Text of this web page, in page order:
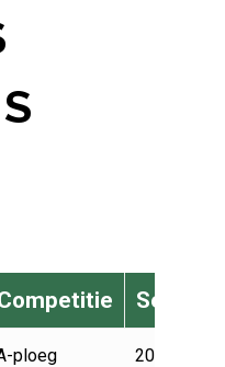
Seizoen
ploeg 2022-2023